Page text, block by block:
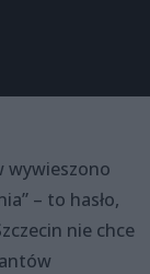
wywieszono
– to hasło,
nie chce